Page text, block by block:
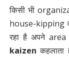
किसी भी
house-kipping
रहा है अपने
kaizen कहलाता